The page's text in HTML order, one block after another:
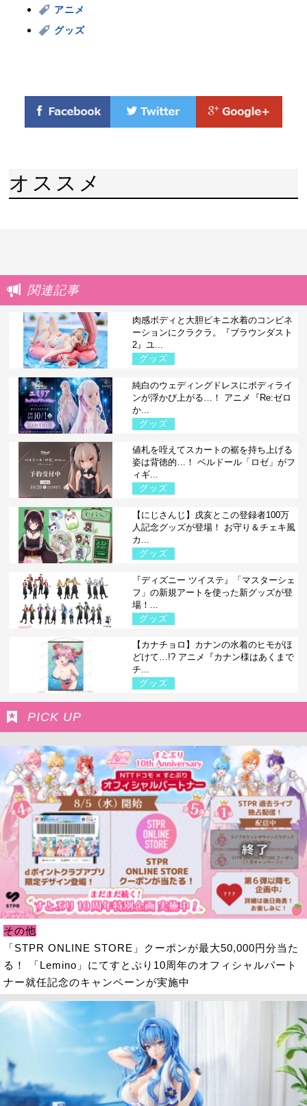
アニメ
グッズ
オススメ
関連記事
肉感ボディと大胆ビキニ水着のコンビネ
ーションにクラクラ。『ブラウンダスト
2』ユ...
グッズ
純白のウェディングドレスにボディライ
ンが浮かび上がる…！ アニメ『Re:ゼロ
か...
グッズ
値札を咥えてスカートの裾を持ち上げる
姿は背徳的…！ ベルドール「ロゼ」がフ
ィギ...
グッズ
【にじさんじ】戌亥とこの登録者100万
人記念グッズが登場！ お守り＆チェキ風
カ...
グッズ
『ディズニー ツイステ』「マスターシェ
フ」の新規アートを使った新グッズが登
場！...
グッズ
【カナチョロ】カナンの水着のヒモがほ
どけて…!? アニメ『カナン様はあくまで
チ...
グッズ
PICK UP
その他
「STPR ONLINE STORE」クーポンが最大50,000円分当た
る！ 「Lemino」にてすとぷり10周年のオフィシャルパート
ナー就任記念のキャンペーンが実施中